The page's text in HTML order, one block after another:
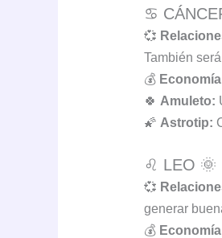
♋
💞
También
💰
🍀 Amuleto:
🌠 Astrotip:
♌ LEO 🌞
💞
generar
💰